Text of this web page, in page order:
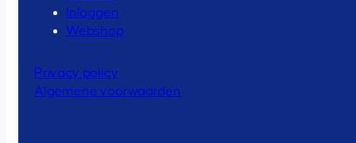
Inloggen
Webshop
Privacy policy
Algemene voorwaarden